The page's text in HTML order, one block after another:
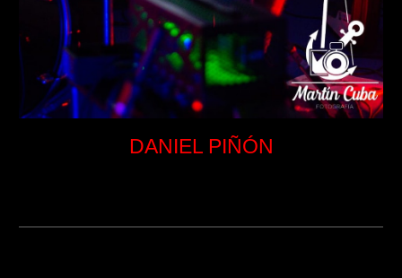
DANIEL PIÑÓN